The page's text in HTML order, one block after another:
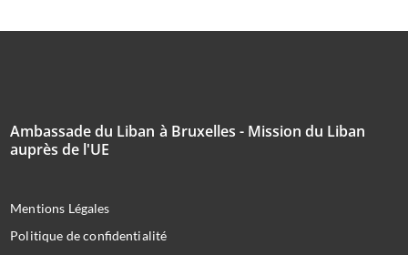
Ambassade du Liban à Bruxelles - Mission du Liban
auprès de l'UE
Mentions Légales
Politique de confidentialité